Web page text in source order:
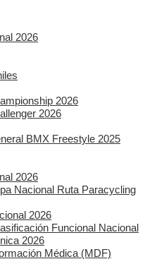
2026
2026
2026
BMX Freestyle 2025
2026
Nacional Ruta Paracycling
2026
Funcional Nacional
2026
Médica (MDF)